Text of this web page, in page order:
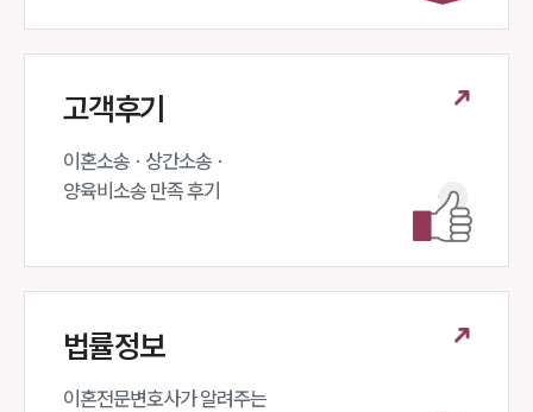
고객후기
이혼소송 · 상간소송 ·
양육비소송 만족 후기
법률정보
이혼전문변호사가 알려주는